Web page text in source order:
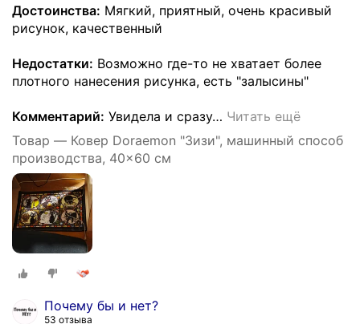
Достоинства: Мягкий, приятный, очень красивый
рисунок, качественный
Недостатки: Возможно где-то не хватает более
плотного нанесения рисунка, есть "залысины"
Комментарий: Увидела и сразу… Читать ещё
Товар — Ковер Doraemon "Зизи", машинный способ
производства, 40x60 см
Почему бы и нет?
53 отзыва